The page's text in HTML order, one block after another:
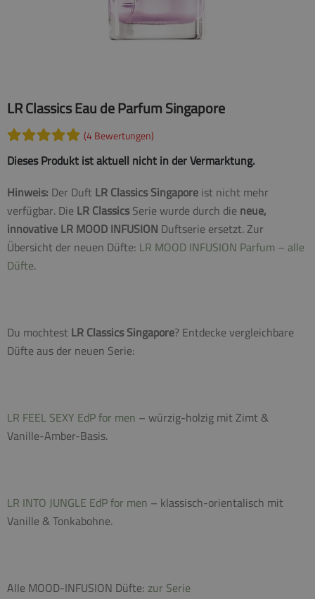
LR Classics Eau de Parfum Singapore
(4 Bewertungen)
Dieses Produkt ist aktuell nicht in der Vermarktung.
Hinweis: Der DuftLR Classics Singaporeist nicht mehr
verfügbar. DieLR ClassicsSerie wurde durch dieneue,
innovative LR MOOD INFUSION Duftserie ersetzt. Zur
Übersicht der neuen Düfte: LR MOOD INFUSION Parfum – alle
Düfte.
Du mochtestLR Classics Singapore? Entdecke vergleichbare
Düfte aus der neuen Serie:
LR FEEL SEXY EdP for men – würzig-holzig mit Zimt &
Vanille-Amber-Basis.
LR INTO JUNGLE EdP for men – klassisch-orientalisch mit
Vanille & Tonkabohne.
Alle MOOD-INFUSION Düfte: zur Serie